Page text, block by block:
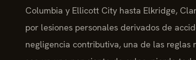
Columbia y Ellicott City hasta Elkridge,
por lesiones personales derivados de
negligencia contributiva, una de las